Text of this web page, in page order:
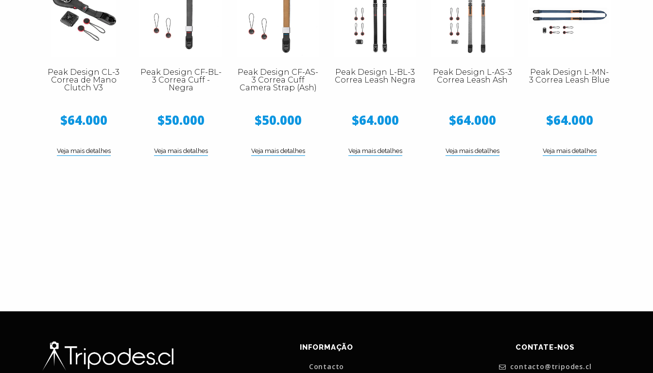
Peak Design CL-3
Correa de Mano
Clutch V3
$64.000
Veja mais detalhes
Peak Design CF-BL-
3 Correa Cuff -
Negra
$50.000
Veja mais detalhes
Peak Design CF-AS-
3 Correa Cuff
Camera Strap (Ash)
$50.000
Veja mais detalhes
Peak Design L-BL-3
Correa Leash Negra
$64.000
Veja mais detalhes
Peak Design L-AS-3
Correa Leash Ash
$64.000
Veja mais detalhes
Peak Design L-MN-
3 Correa Leash Blue
$64.000
Veja mais detalhes
INFORMAÇÃO
Contacto
CONTATE-NOS
contacto@tripodes.cl